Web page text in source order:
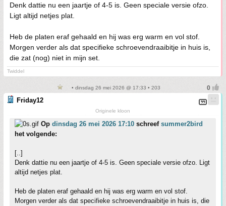
Denk dattie nu een jaartje of 4-5 is. Geen speciale versie ofzo.
Ligt altijd netjes plat.
Heb de platen eraf gehaald en hij was erg warm en vol stof.
Morgen verder als dat specifieke schroevendraaibitje in huis is,
die zat (nog) niet in mijn set.
Twiddel
• dinsdag 26 mei 2026 @ 17:33 • 203
Friday12
Originele kloon
Op dinsdag 26 mei 2026 17:10 schreef summer2bird
het volgende:
[..]
Denk dattie nu een jaartje of 4-5 is. Geen speciale versie ofzo. Ligt
altijd netjes plat.
Heb de platen eraf gehaald en hij was erg warm en vol stof.
Morgen verder als dat specifieke schroevendraaibitje in huis is, die